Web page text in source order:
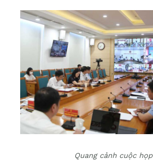
Quang cảnh cuộc họp